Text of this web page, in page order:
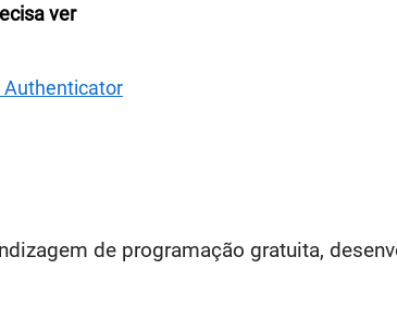
ver
Authenticator
de programação gratuita,